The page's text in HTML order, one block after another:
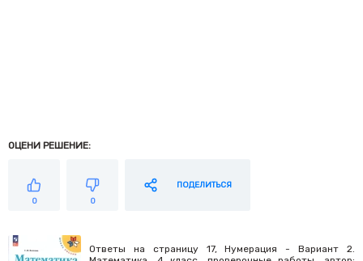
ОЦЕНИ РЕШЕНИЕ:
0 0
ПОДЕЛИТЬСЯ
Ответы на страницу 17, Нумерация - Вариант 2.